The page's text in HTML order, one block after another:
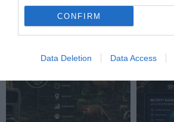
CONFIRM
Data Deletion Data Access
KORAI MÉG MINDENTUDÓNAK
HINNI MAGUNKAT
2026-07-30
VALAKI
2026-07-28